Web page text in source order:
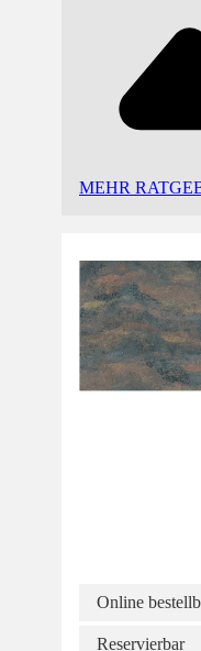
MEHR
Online
Reservierbar